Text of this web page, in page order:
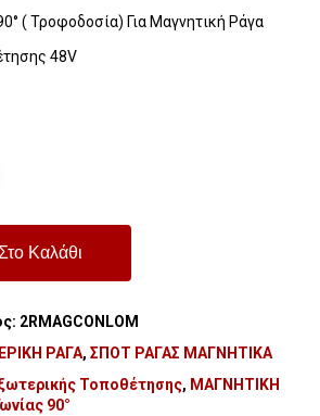
( Τροφοδοσία) Για Μαγνητική Ράγα
48V
Καλάθι
2RMAGCONLOM
ΡΑΓΑ, ΣΠΟΤ ΡΑΓΑΣ ΜΑΓΝΗΤΙΚΑ
Τοποθέτησης, ΜΑΓΝΗΤΙΚΗ
90°